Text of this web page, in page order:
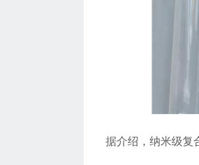
据介绍，纳米级复